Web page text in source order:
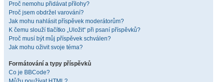
Proč nemohu přidávat přílohy?
Proč jsem obdržel varování?
Jak mohu nahlásit příspěvek moderátorům?
K čemu slouží tlačítko „Uložit“ při psaní příspěvků?
Proč musí být můj příspěvek schválen?
Jak mohu oživit svoje téma?
Formátování a typy příspěvků
Co je BBCode?